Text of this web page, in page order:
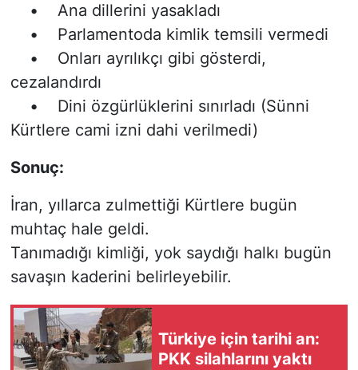
• Ana dillerini yasakladı
• Parlamentoda kimlik temsili vermedi
• Onları ayrılıkçı gibi gösterdi,
cezalandırdı
• Dini özgürlüklerini sınırladı (Sünni
Kürtlere cami izni dahi verilmedi)
Sonuç:
İran, yıllarca zulmettiği Kürtlere bugün
muhtaç hale geldi.
Tanımadığı kimliği, yok saydığı halkı bugün
savaşın kaderini belirleyebilir.
Türkiye için tarihi an:
PKK silahlarını yaktı